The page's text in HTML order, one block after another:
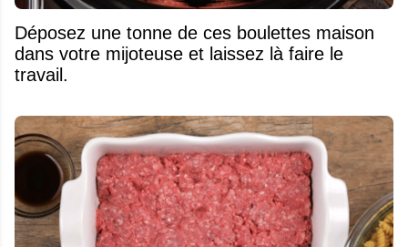
Déposez une tonne de ces boulettes maison
dans votre mijoteuse et laissez là faire le
travail.